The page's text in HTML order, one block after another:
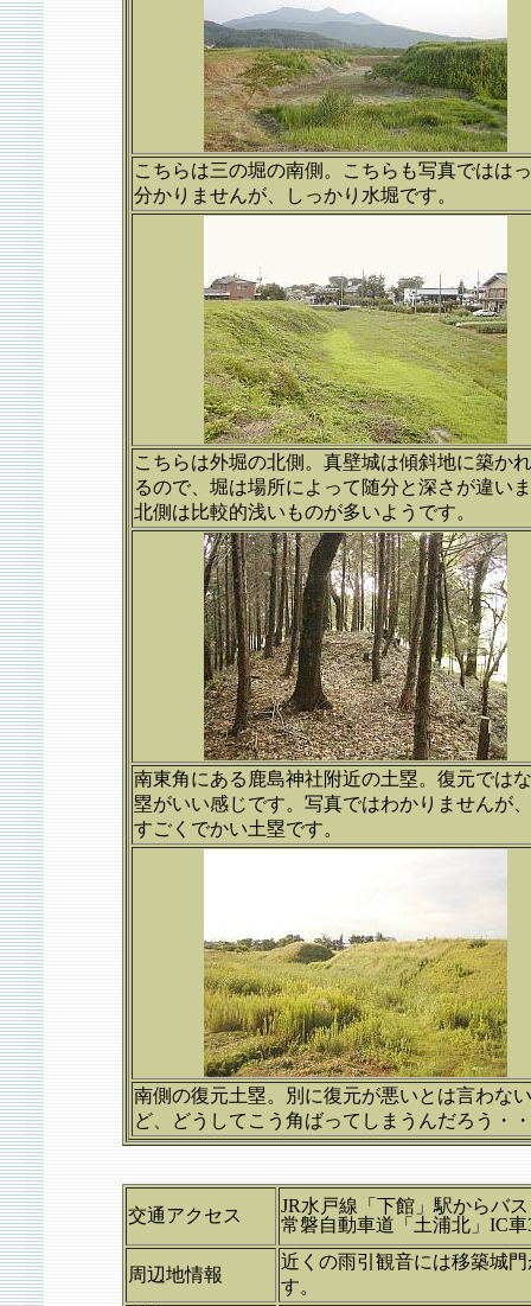
こちらは三の堀の南側。こちらも写真ではは
分かりませんが、しっかり水堀です。
こちらは外堀の北側。真壁城は傾斜地に築か
るので、堀は場所によって随分と深さが違い
北側は比較的浅いものが多いようです。
南東角にある鹿島神社附近の土塁。復元では
塁がいい感じです。写真ではわかりませんが
すごくでかい土塁です。
南側の復元土塁。別に復元が悪いとは言わな
ど、どうしてこう角ばってしまうんだろう・
交通アクセス
JR水戸線「下館」駅からバ
常磐自動車道「土浦北」IC車
周辺地情報
近くの雨引観音には移築城
す。